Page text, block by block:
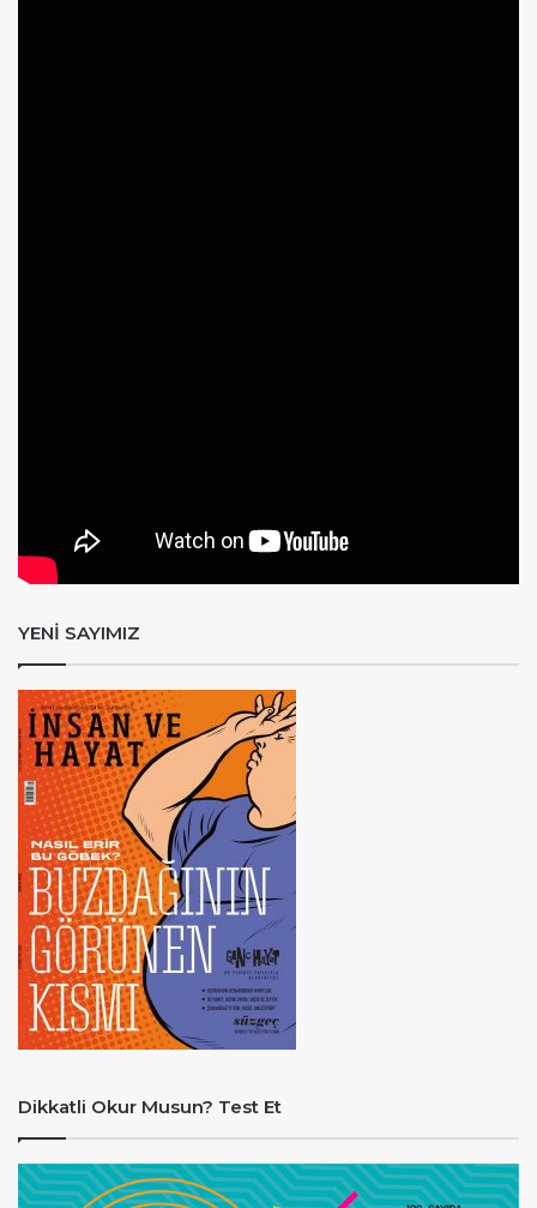
YENİ SAYIMIZ
Dikkatli Okur Musun? Test Et